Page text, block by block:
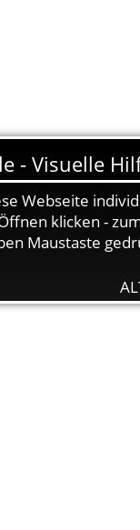
Ihrem Anliegen